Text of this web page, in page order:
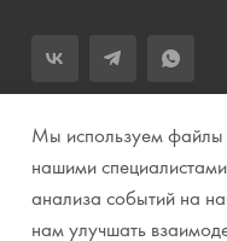
+7 (343) 283-
Заказать звонок
Мы используем
нашими
анализа событий на
нам улучшать